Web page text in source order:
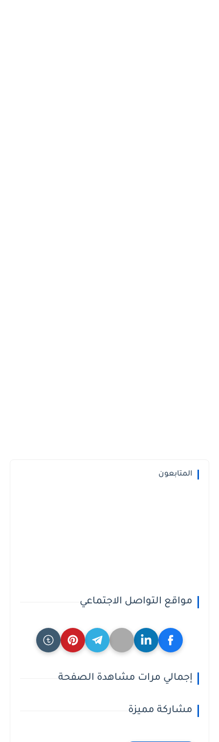
المتابعون
مواقع التواصل الاجتماعي
إجمالي مرات مشاهدة الصفحة
مشاركة مميزة